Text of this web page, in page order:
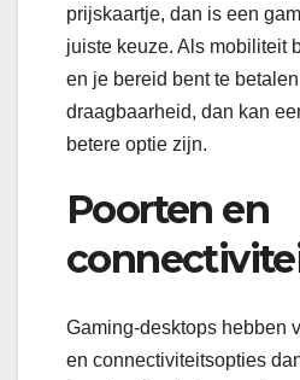
prijskaartje, dan is een
juiste keuze. Als mobiliteit
en je bereid bent te
draagbaarheid, dan kan
betere optie zijn.
Poorten en
Gaming-desktops hebben
en connectiviteitsopties